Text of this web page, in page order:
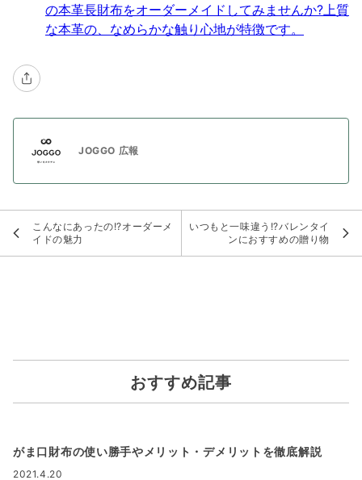
の本革長財布をオーダーメイドしてみませんか?上質
な本革の、なめらかな触り心地が特徴です。
JOGGO 広報
こんなにあったの!?オーダーメ
イドの魅力
いつもと一味違う!?バレンタイ
ンにおすすめの贈り物
おすすめ記事
がま口財布の使い勝手やメリット・デメリットを徹底解説
2021.4.20